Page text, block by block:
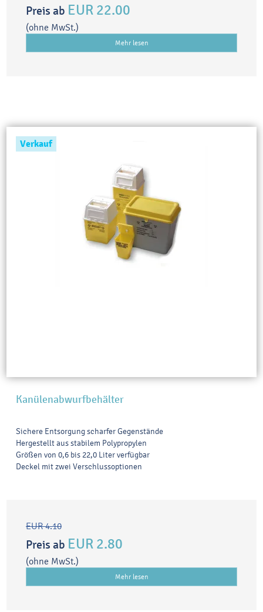
Preis ab EUR 22.00
(ohne MwSt.)
Mehr lesen
Verkauf
Kanülenabwurfbehälter
Sichere Entsorgung scharfer Gegenstände
Hergestellt aus stabilem Polypropylen
Größen von 0,6 bis 22,0 Liter verfügbar
Deckel mit zwei Verschlussoptionen
EUR 4.10
Preis ab EUR 2.80
(ohne MwSt.)
Mehr lesen